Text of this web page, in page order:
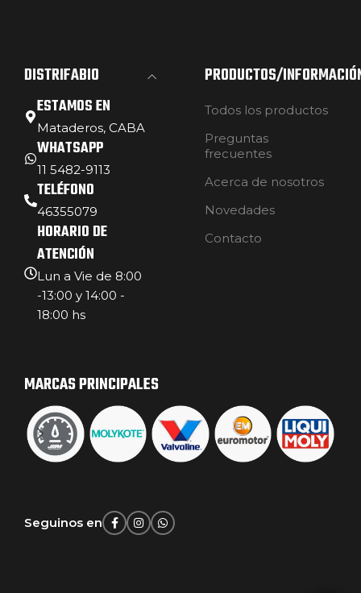
DISTRIFABIO
ESTAMOS EN
Mataderos, CABA
WHATSAPP
11 5482-9113
TELÉFONO
46355079
HORARIO DE
ATENCIÓN
Lun a Vie de 8:00
-13:00 y 14:00 -
18:00 hs
PRODUCTOS/
Todos los productos
Preguntas
frecuentes
Acerca de nosotros
Novedades
Contacto
MARCAS PRINCIPALES
Seguinos en